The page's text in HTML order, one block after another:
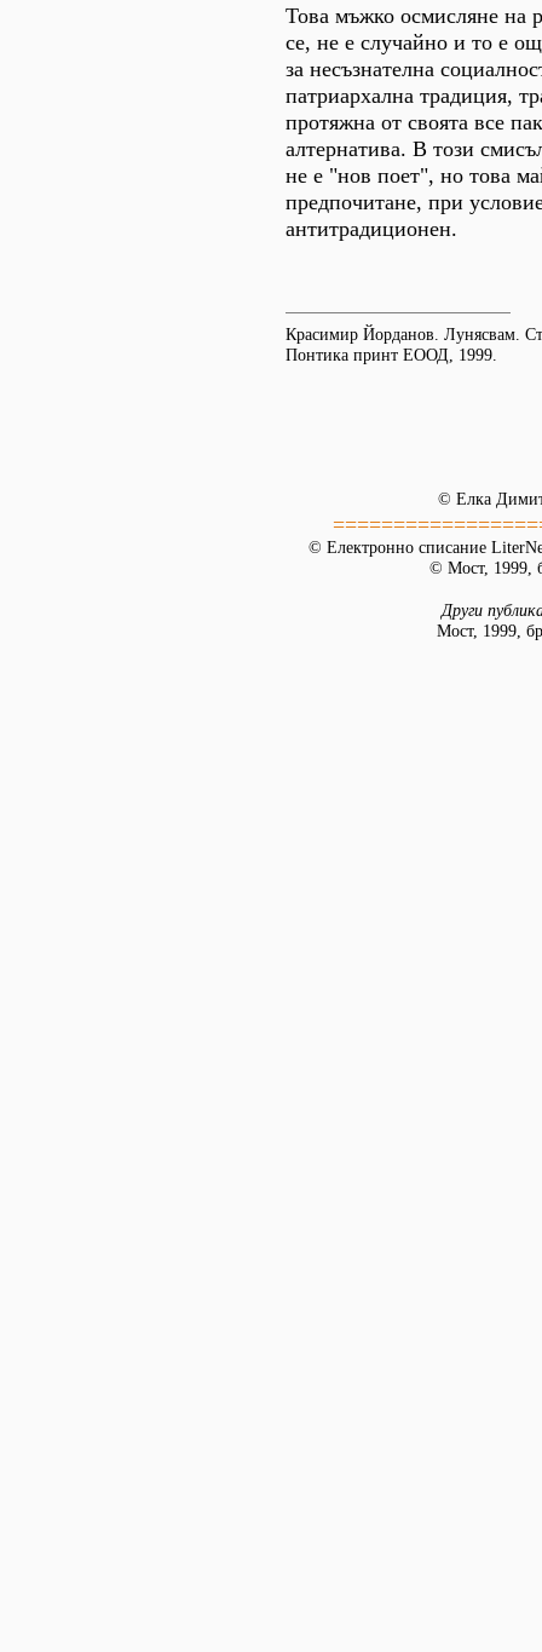
Това мъжко осмисляне на
се, не е случайно и то е
за несъзнателна
патриархална традиция,
протяжна от своята все
алтернатива. В този
не е "нов поет", но това
предпочитане, при
антитрадиционен.
Красимир Йорданов. Лунясвам.
Понтика принт ЕООД, 1999.
© Елка
© Електронно списание
© Мост, 1999,
Други
Мост, 1999,